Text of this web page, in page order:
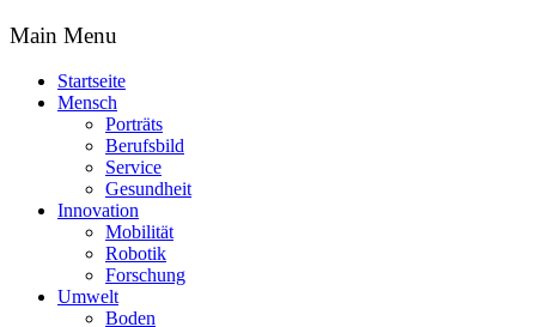
Main Menu
Startseite
Mensch
Porträts
Berufsbild
Service
Gesundheit
Innovation
Mobilität
Robotik
Forschung
Umwelt
Boden